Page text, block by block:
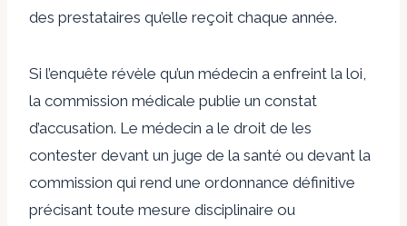
des prestataires qu’elle reçoit chaque année.
Si l’enquête révèle qu’un médecin a enfreint la loi,
la commission médicale publie un constat
d’accusation. Le médecin a le droit de les
contester devant un juge de la santé ou devant la
commission qui rend une ordonnance définitive
précisant toute mesure disciplinaire ou